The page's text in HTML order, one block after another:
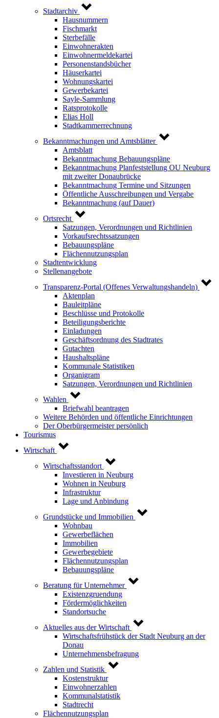
Stadtarchiv
Hausnummern
Fischmarkt
Sterbefälle
Einwohnerakten
Einwohnermeldekartei
Personenstandsbücher
Häuserkartei
Wohnungskartei
Gewerbekartei
Sayle-Sammlung
Ratsprotokolle
Elias Holl
Stadtkammerrechnung
Bekanntmachungen und Amtsblätter
Amtsblatt
Bekanntmachung Bebauungspläne
Bekanntmachung Planfeststellung OU Neuburg
mit zweiter Donaubrücke
Bekanntmachung Termine und Sitzungen
Öffentliche Ausschreibungen und Vergabe
Bekanntmachung (auf Dauer)
Ortsrecht
Satzungen, Verordnungen und Richtlinien
Vorkaufsrechtssatzungen
Bebauungspläne
Flächennutzungsplan
Stadtentwicklung
Stellenangebote
Transparenz-Portal (Offenes Verwaltungshandeln)
Aktenplan
Bauleitpläne
Beschlüsse und Protokolle
Beteiligungsberichte
Einladungen
Geschäftsordnung des Stadtrates
Gutachten
Haushaltspläne
Kommunale Statistiken
Organigram
Satzungen, Verordnungen und Richtlinien
Wahlen
Briefwahl beantragen
Weitere Behörden und öffentliche Einrichtungen
Der Oberbürgermeister persönlich
Tourismus
Wirtschaft
Wirtschaftsstandort
Investieren in Neuburg
Wohnen in Neuburg
Infrastruktur
Lage und Anbindung
Grundstücke und Immobilien
Wohnbau
Gewerbeflächen
Immobilien
Gewerbegebiete
Flächennutzungsplan
Bebauungspläne
Beratung für Unternehmer
Existenzgruendung
Fördermöglichkeiten
Standortsuche
Aktuelles aus der Wirtschaft
Wirtschaftsfrühstück der Stadt Neuburg an der
Donau
Unternehmensbefragung
Zahlen und Statistik
Kostenstruktur
Einwohnerzahlen
Kommunalstatistik
Stadtrecht
Flächennutzungsplan